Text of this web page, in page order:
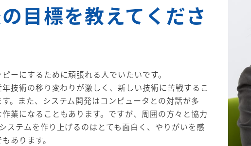
目標を教えてくださ
ーにするために頑張れる人でいたいです。
技術の移り変わりが激しく、新しい技術に苦戦するこ
す。また、システム開発はコンピュータとの対話が多
作業になることもあります。ですが、周囲の方々と協力
ステムを作り上げるのはとても面白く、やりがいを感
あります。